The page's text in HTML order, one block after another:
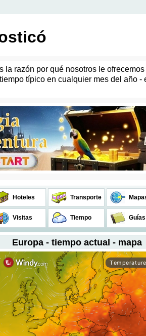
razón por qué nosotros le
típico en cualquier mes del año -
Hoteles Transporte
Visitas Tiempo Guías
Europa - tiempo actual - mapa